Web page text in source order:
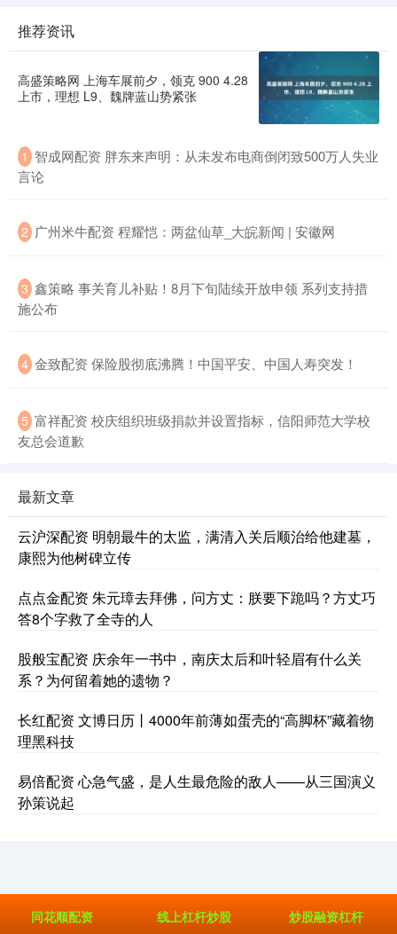
推荐资讯
高盛策略网 上海车展前夕，领克 900 4.28
上市，理想 L9、魏牌蓝山势紧张
1 智成网配资 胖东来声明：从未发布电商倒闭致500万人失业
言论
2 广州米牛配资 程耀恺：两盆仙草_大皖新闻 | 安徽网
3 鑫策略 事关育儿补贴！8月下旬陆续开放申领 系列支持措
施公布
4 金致配资 保险股彻底沸腾！中国平安、中国人寿突发！
5 富祥配资 校庆组织班级捐款并设置指标，信阳师范大学校
友总会道歉
最新文章
云沪深配资 明朝最牛的太监，满清入关后顺治给他建墓，
康熙为他树碑立传
点点金配资 朱元璋去拜佛，问方丈：朕要下跪吗？方丈巧
答8个字救了全寺的人
股般宝配资 庆余年一书中，南庆太后和叶轻眉有什么关
系？为何留着她的遗物？
长红配资 文博日历丨4000年前薄如蛋壳的“高脚杯”藏着物
理黑科技
易倍配资 心急气盛，是人生最危险的敌人——从三国演义
孙策说起
同花顺配资 线上杠杆炒股 炒股融资杠杆